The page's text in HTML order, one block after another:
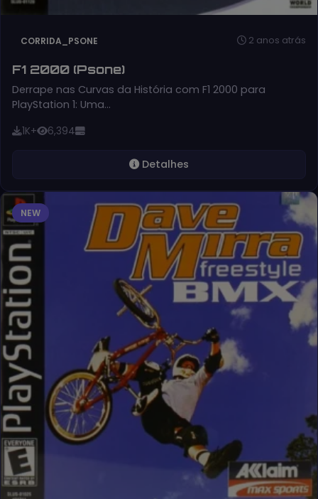
CORRIDA_PSONE 2 anos atrás
F1 2000 (Psone)
Derrape nas Curvas da História com F1 2000 para
PlayStation 1: Uma…
1K+ 6,394
Detalhes
NEW